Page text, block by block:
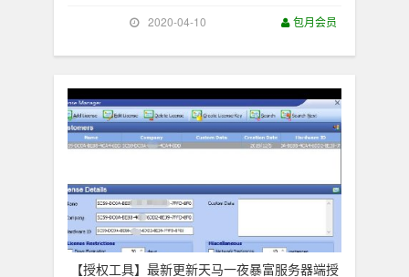
2020-04-10 包月会员
【授权工具】最新更新天马一夜暴富服务器端授